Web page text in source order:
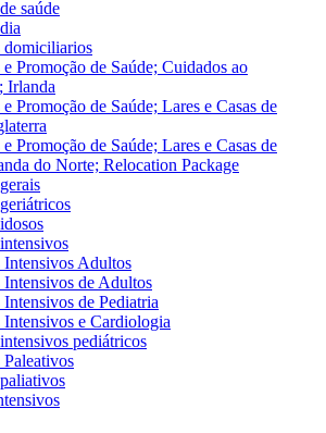
saúde
domiciliarios
Promoção de Saúde; Cuidados ao
Irlanda
Promoção de Saúde; Lares e Casas de
Promoção de Saúde; Lares e Casas de
do Norte; Relocation Package
Intensivos Adultos
Intensivos de Adultos
de Pediatria
Intensivos e Cardiologia
pediátricos